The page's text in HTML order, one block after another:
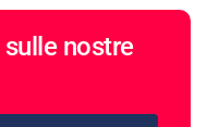
sulle nostre